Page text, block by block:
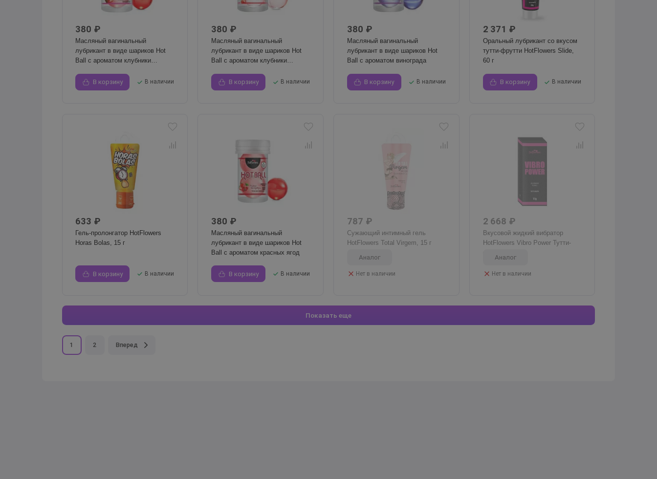
380 ₽
Масляный вагинальный
лубрикант в виде шариков Hot
Ball с ароматом клубники
В корзину
В наличии
380 ₽
Масляный вагинальный
лубрикант в виде шариков Hot
Ball с ароматом клубники
В корзину
В наличии
380 ₽
Масляный вагинальный
лубрикант в виде шариков Hot
Ball с ароматом винограда
В корзину В наличии
2 371 ₽
Оральный лубрикант со вкусом
тутти-фрутти HotFlowers Slide,
60 г
В корзину В наличии
633 ₽
Гель-пролонгатор HotFlowers
Horas Bolas, 15 г
В корзину В наличии
380 ₽
Масляный вагинальный
лубрикант в виде шариков Hot
Ball с ароматом красных ягод
В корзину В наличии
787 ₽
Сужающий интимный гель
HotFlowers Total Virgem, 15 г
Аналог
Нет в наличии
2 668 ₽
Вкусовой жидкий вибратор
HotFlowers Vibro Power Тутти-
Аналог
Нет в наличии
Показать еще
1 2 Вперед